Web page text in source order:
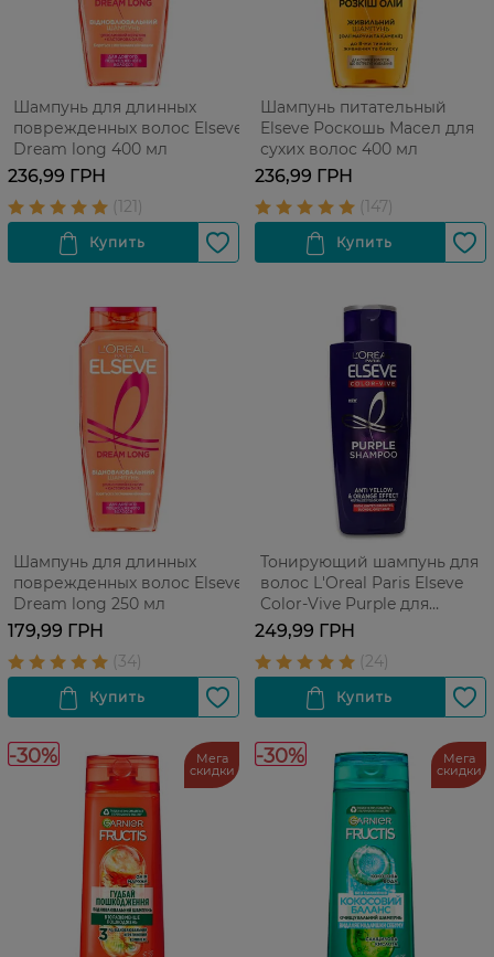
Шампунь для длинных
поврежденных волос Elseve
Dream long 400 мл
236,99 ГРН
Шампунь питательный
Elseve Роскошь Масел для
сухих волос 400 мл
236,99 ГРН
Шампунь для длинных
поврежденных волос Elseve
Dream long 250 мл
179,99 ГРН
Тонирующий шампунь для
волос L'Oreal Paris Elseve
Color-Vive Purple для
осветленных и
мелированных волос 1 шт
249,99 ГРН
-30% Мега
скидки
-30% Мега
скидки